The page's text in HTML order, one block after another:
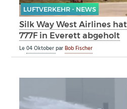
LUFTVERKEHR - NEWS
Silk Way West Airlines
777F in Everett abgeholt
Le04 OktoberparBob Fischer